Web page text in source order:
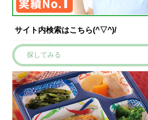
サイト内検索はこちら(^▽^)/